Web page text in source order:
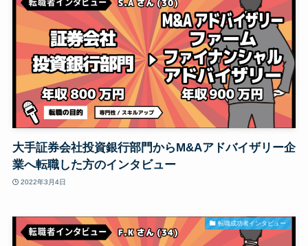
大手証券会社投資銀行部門からM&Aアドバイザリー企
業へ転職した方のインタビュー
2022年3月4日
転職成功者インタビュー